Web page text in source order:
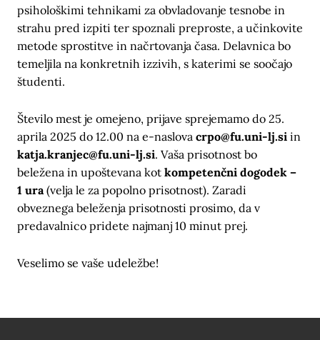
psihološkimi tehnikami za obvladovanje tesnobe in
strahu pred izpiti ter spoznali preproste, a učinkovite
metode sprostitve in načrtovanja časa. Delavnica bo
temeljila na konkretnih izzivih, s katerimi se soočajo
študenti.
Število mest je omejeno, prijave sprejemamo do 25.
aprila 2025 do 12.00 na e-naslova crpo@fu.uni-lj.si in
katja.kranjec@fu.uni-lj.si. Vaša prisotnost bo
beležena in upoštevana kot kompetenčni dogodek –
1 ura(velja le za popolno prisotnost). Zaradi
obveznega beleženja prisotnosti prosimo, da v
predavalnico pridete najmanj 10 minut prej.
Veselimo se vaše udeležbe!